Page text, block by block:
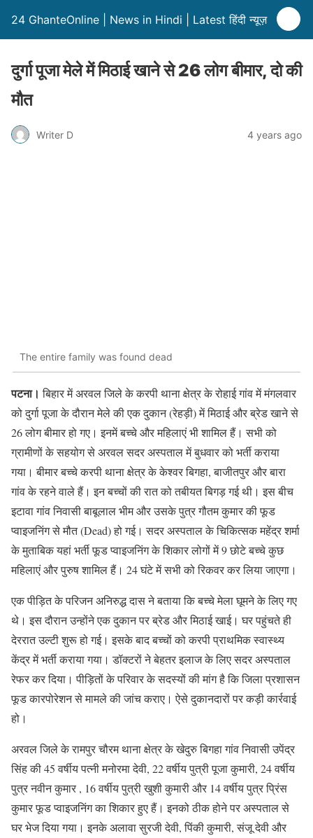
24 GhanteOnline | News in Hindi | Latest हिंदी न्यूज़
दुर्गा पूजा मेले में मिठाई खाने से 26 लोग बीमार, दो की
मौत
Writer D 4 years ago
The entire family was found dead
पटना। बिहार में अरवल जिले के करपी थाना क्षेत्र के रोहाई गांव में मंगलवार
को दुर्गा पूजा के दौरान मेले की एक दुकान (रेहड़ी) में मिठाई और ब्रेड खाने से
26 लोग बीमार हो गए। इनमें बच्चे और महिलाएं भी शामिल हैं। सभी को
ग्रामीणों के सहयोग से अरवल सदर अस्पताल में बुधवार को भर्ती कराया
गया। बीमार बच्चे करपी थाना क्षेत्र के केश्वर बिगहा, बाजीतपुर और बारा
गांव के रहने वाले हैं। इन बच्चों की रात को तबीयत बिगड़ गई थी। इस बीच
इटावा गांव निवासी बाबूलाल भीम और उसके पुत्र गौतम कुमार की फूड
प्वाइजनिंग से मौत (Dead) हो गई। सदर अस्पताल के चिकित्सक महेंद्र शर्मा
के मुताबिक यहां भर्ती फूड प्वाइजनिंग के शिकार लोगों में 9 छोटे बच्चे कुछ
महिलाएं और पुरुष शामिल हैं। 24 घंटे में सभी को रिकवर कर लिया जाएगा।
एक पीड़ित के परिजन अनिरुद्ध दास ने बताया कि बच्चे मेला घूमने के लिए गए
थे। इस दौरान उन्होंने एक दुकान पर ब्रेड और मिठाई खाई। घर पहुंचते ही
देररात उल्टी शुरू हो गई। इसके बाद बच्चों को करपी प्राथमिक स्वास्थ्य
केंद्र में भर्ती कराया गया। डॉक्टरों ने बेहतर इलाज के लिए सदर अस्पताल
रेफर कर दिया। पीड़ितों के परिवार के सदस्यों की मांग है कि जिला प्रशासन
फूड कारपोरेशन से मामले की जांच कराए। ऐसे दुकानदारों पर कड़ी कार्रवाई
हो।
अरवल जिले के रामपुर चौरम थाना क्षेत्र के खेदुरु बिगहा गांव निवासी उपेंद्र
सिंह की 45 वर्षीय पत्नी मनोरमा देवी, 22 वर्षीय पुत्री पूजा कुमारी, 24 वर्षीय
पुत्र नवीन कुमार , 16 वर्षीय पुत्री खुशी कुमारी और 14 वर्षीय पुत्र प्रिंस
कुमार फूड प्वाइजनिंग का शिकार हुए हैं। इनको ठीक होने पर अस्पताल से
घर भेज दिया गया। इनके अलावा सुरजी देवी, पिंकी कुमारी, संजू देवी और